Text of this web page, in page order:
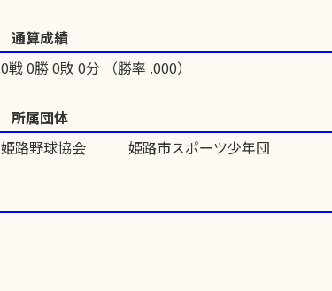
通算成績
0戦 0勝 0敗 0分 （勝率 .000）
所属団体
姫路野球協会 姫路市スポーツ少年団